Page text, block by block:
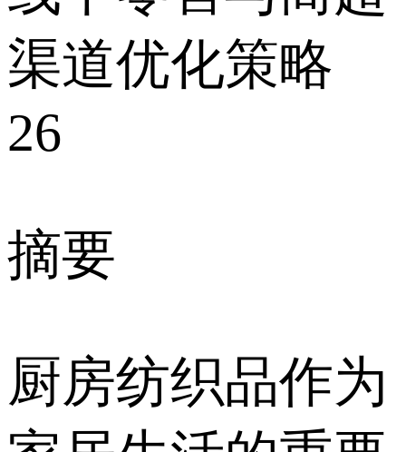
渠道优化策略
26
摘要
厨房纺织品作为